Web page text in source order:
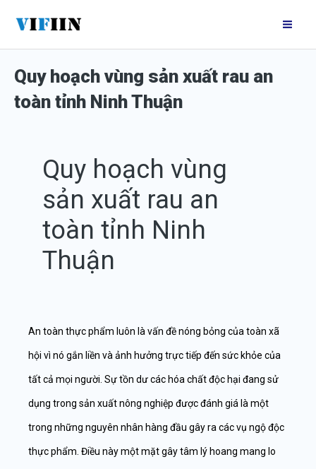
nội
dungQuy hoạch vùng sản xuất rau an
toàn tỉnh Ninh Thuận
Quy hoạch vùng
sản xuất rau an
toàn tỉnh Ninh
Thuận
An toàn thực phẩm luôn là vấn đề nóng bỏng của toàn xã
hội vì nó gắn liền và ảnh hưởng trực tiếp đến sức khỏe của
tất cả mọi người. Sự tồn dư các hóa chất độc hại đang sử
dụng trong sản xuất nông nghiệp được đánh giá là một
trong những nguyên nhân hàng đầu gây ra các vụ ngộ độc
thực phẩm. Điều này một mặt gây tâm lý hoang mang lo